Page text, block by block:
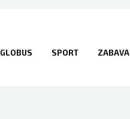
GLOBUS SPORT ZABAVA